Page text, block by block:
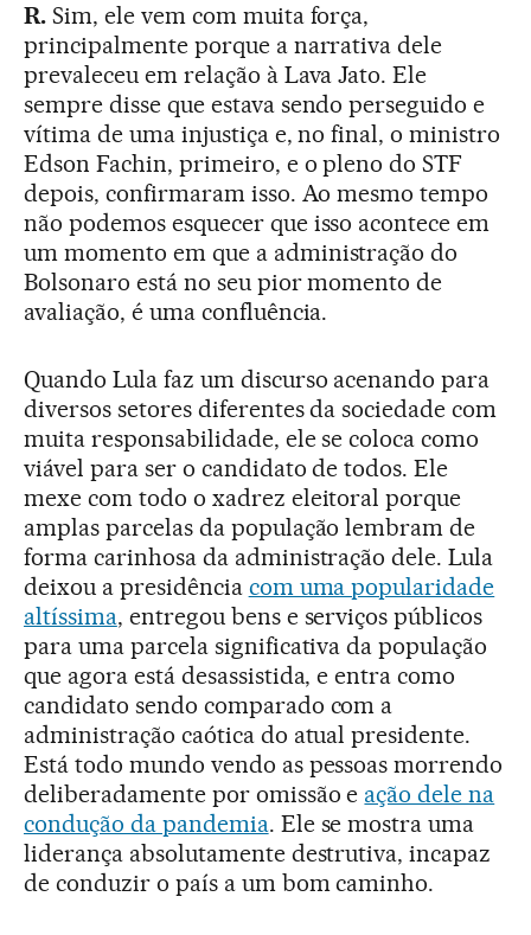
R.Sim, ele vem com muita força,
principalmente porque a narrativa dele
prevaleceu em relação à Lava Jato. Ele
sempre disse que estava sendo perseguido e
vítima de uma injustiça e, no final, o ministro
Edson Fachin, primeiro, e o pleno do STF
depois, confirmaram isso. Ao mesmo tempo
não podemos esquecer que isso acontece em
um momento em que a administração do
Bolsonaro está no seu pior momento de
avaliação, é uma confluência.
Quando Lula faz um discurso acenando para
diversos setores diferentes da sociedade com
muita responsabilidade, ele se coloca como
viável para ser o candidato de todos. Ele
mexe com todo o xadrez eleitoral porque
amplas parcelas da população lembram de
forma carinhosa da administração dele. Lula
deixou a presidência com uma popularidade
altíssima, entregou bens e serviços públicos
para uma parcela significativa da população
que agora está desassistida, e entra como
candidato sendo comparado com a
administração caótica do atual presidente.
Está todo mundo vendo as pessoas morrendo
deliberadamente por omissão e ação dele na
condução da pandemia. Ele se mostra uma
liderança absolutamente destrutiva, incapaz
de conduzir o país a um bom caminho.